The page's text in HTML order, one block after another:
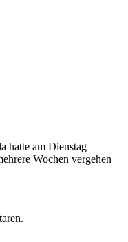
hatte am Dienstag
Wochen vergehen